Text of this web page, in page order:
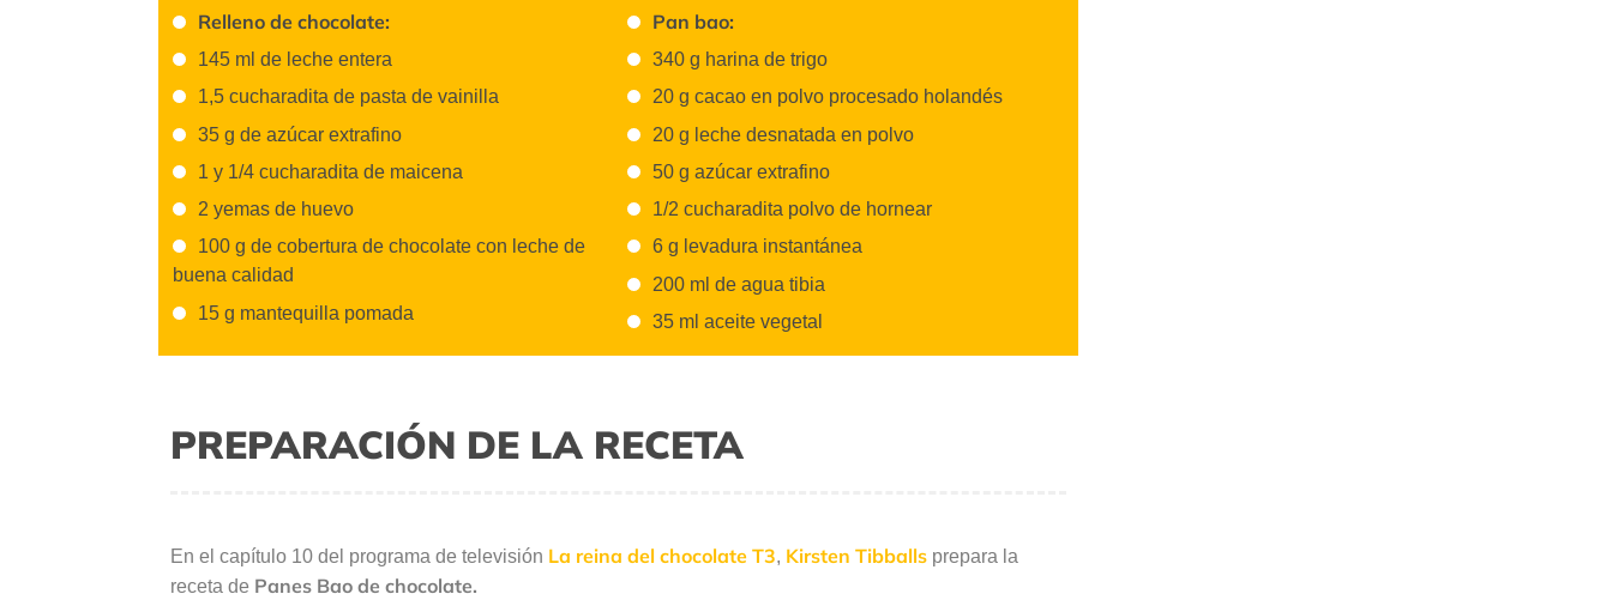
Relleno de chocolate:
145 ml de leche entera
1,5 cucharadita de pasta de vainilla
35 g de azúcar extrafino
1 y 1/4 cucharadita de maicena
2 yemas de huevo
100 g de cobertura de chocolate con leche de
buena calidad
15 g mantequilla pomada
Pan bao:
340 g harina de trigo
20 g cacao en polvo procesado holandés
20 g leche desnatada en polvo
50 g azúcar extrafino
1/2 cucharadita polvo de hornear
6 g levadura instantánea
200 ml de agua tibia
35 ml aceite vegetal
PREPARACIÓN DE LA RECETA
En el capítulo 10 del programa de televisión La reina del chocolate T3, Kirsten Tibballs prepara la
receta de Panes Bao de chocolate.